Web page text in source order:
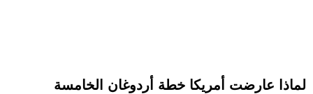
لماذا عارضت أمريكا خطة أردوغان الخامسة